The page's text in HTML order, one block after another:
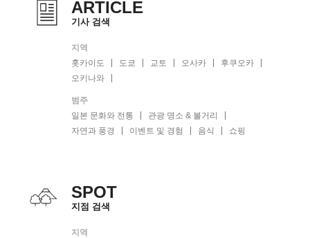
ARTICLE
기사 검색
지역
홋카이도
도쿄 교토 오사카
후쿠오카
오키나와
범주
일본 문화와 전통
관광 명소 & 볼거리
자연과 풍경
이벤트 및 경험 음식 쇼핑
SPOT
지점 검색
지역